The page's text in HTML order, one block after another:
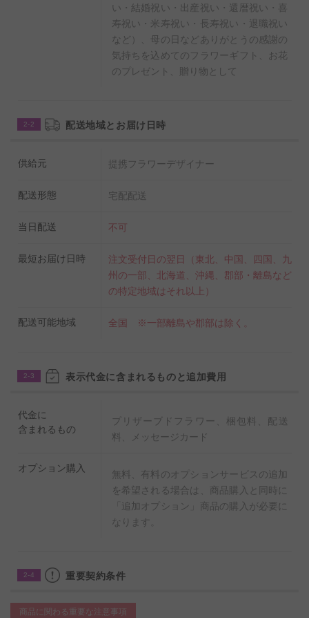
い・結婚祝い・出産祝い・還暦祝い・喜
寿祝い・米寿祝い・長寿祝い・退職祝い
など）、母の日などありがとうの感謝の
気持ちを込めてのフラワーギフト、お花
のプレゼント、贈り物として
2-2 配送地域とお届け日時
供給元 提携フラワーデザイナー
配送形態 宅配配送
当日配送 不可
最短お届け日時
注文受付日の翌日（東北、中国、四国、九
州の一部、北海道、沖縄、郡部・離島など
の特定地域はそれ以上）
配送可能地域 全国 ※一部離島や郡部は除く。
2-3 表示代金に含まれるものと追加費用
代金に
含まれるもの
プリザーブドフラワー、梱包料、配送
料、メッセージカード
オプション購入
無料、有料のオプションサービスの追加
を希望される場合は、商品購入と同時に
「追加オプション」商品の購入が必要に
なります。
2-4 重要契約条件
商品に関わる重要な注意事項